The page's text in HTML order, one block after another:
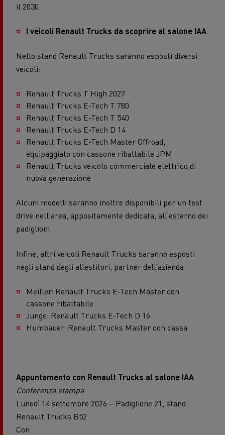
il 2030.
I veicoli Renault Trucks da scoprire al salone IAA
Nello stand Renault Trucks saranno esposti diversi
veicoli:
Renault Trucks T High 2027
Renault Trucks E-Tech T 780
Renault Trucks E-Tech T 540
Renault Trucks E-Tech D 14
Renault Trucks E-Tech Master Offroad,
equipaggiato con cassone ribaltabile JPM
Renault Trucks veicolo commerciale elettrico di
nuova generazione
Alcuni modelli saranno inoltre disponibili per un test
drive nell'area, appositamente dedicata, all’esterno dei
padiglioni.
Infine, altri veicoli Renault Trucks saranno esposti
negli stand degli allestitori, partner dell’azienda:
Meiller: Renault Trucks E-Tech Master con
cassone ribaltabile
Junge: Renault Trucks E-Tech D 16
Humbauer: Renault Trucks Master con cassa
Appuntamento con Renault Trucks al salone IAA
Conferenza stampa
Lunedì 14 settembre 2026 – Padiglione 21, stand
Renault Trucks B52
Con: